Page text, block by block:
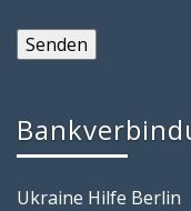
Ukraine Hilfe Berlin